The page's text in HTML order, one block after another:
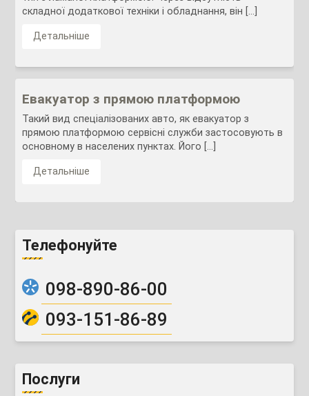
складної додаткової техніки і обладнання, він […]
Детальніше
Евакуатор з прямою платформою
Такий вид спеціалізованих авто, як евакуатор з
прямою платформою сервісні служби застосовують в
основному в населених пунктах. Його […]
Детальніше
Телефонуйте
098-890-86-00
093-151-86-89
Послуги